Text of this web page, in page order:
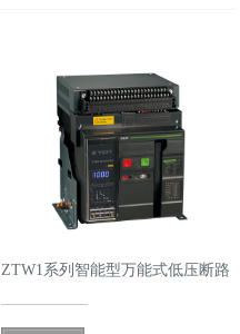
ZTW1系列智能型万能式低压断路
器